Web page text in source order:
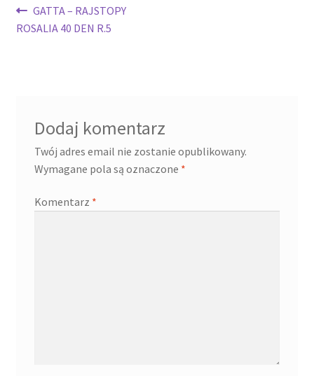
Nawigacja
wpisu
Poprzedni
wpis:
GATTA – RAJSTOPY
ROSALIA 40 DEN R.5
Dodaj komentarz
Twój adres email nie zostanie opublikowany.
Wymagane pola są oznaczone *
Komentarz *